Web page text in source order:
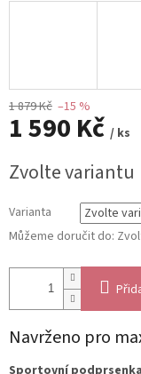
1 879 Kč –15 %
1 590 Kč / ks
cena:
Zvolte variantu
Varianta
Můžeme doručit do:
Navrženo pro
Sportovní